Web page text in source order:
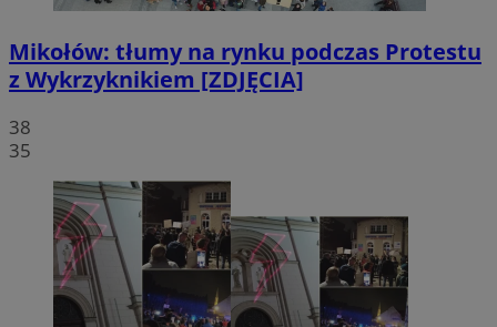
Mikołów: tłumy na rynku podczas Protestu
z Wykrzyknikiem [ZDJĘCIA]
38
35